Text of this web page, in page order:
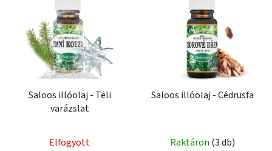
Saloos illóolaj - Téli
varázslat
Elfogyott
Saloos illóolaj - Cédrusfa
Raktáron (3 db)